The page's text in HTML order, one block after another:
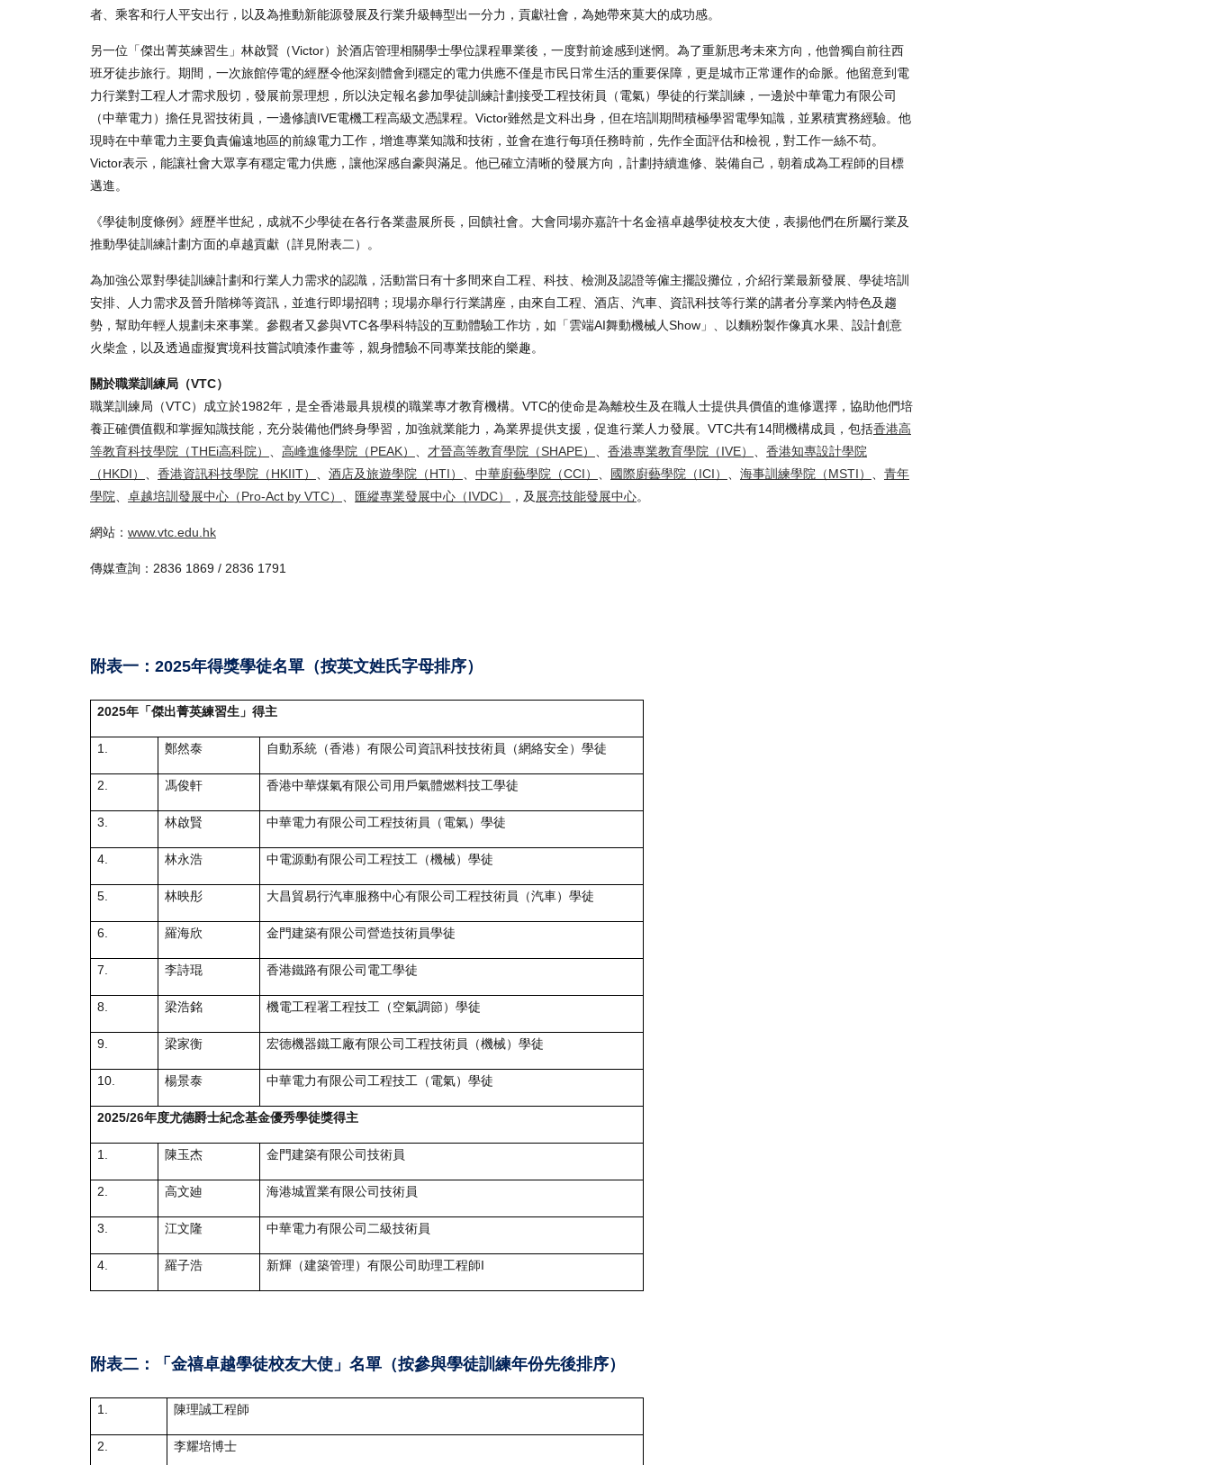
者、乘客和行人平安出行，以及為推動新能源發展及行業升級轉型出一分力，貢獻社會，為她帶來莫大的成功感。
另一位「傑出菁英練習生」林啟賢（Victor）於酒店管理相關學士學位課程畢業後，一度對前途感到迷惘。為了重新思考未來方向，他曾獨自前往西
班牙徒步旅行。期間，一次旅館停電的經歷令他深刻體會到穩定的電力供應不僅是市民日常生活的重要保障，更是城市正常運作的命脈。他留意到電
力行業對工程人才需求殷切，發展前景理想，所以決定報名參加學徒訓練計劃接受工程技術員（電氣）學徒的行業訓練，一邊於中華電力有限公司
（中華電力）擔任見習技術員，一邊修讀IVE電機工程高級文憑課程。Victor雖然是文科出身，但在培訓期間積極學習電學知識，並累積實務經驗。他
現時在中華電力主要負責偏遠地區的前線電力工作，增進專業知識和技術，並會在進行每項任務時前，先作全面評估和檢視，對工作一絲不苟。
Victor表示，能讓社會大眾享有穩定電力供應，讓他深感自豪與滿足。他已確立清晰的發展方向，計劃持續進修、裝備自己，朝着成為工程師的目標
邁進。
《學徒制度條例》經歷半世紀，成就不少學徒在各行各業盡展所長，回饋社會。大會同場亦嘉許十名金禧卓越學徒校友大使，表揚他們在所屬行業及
推動學徒訓練計劃方面的卓越貢獻（詳見附表二）。
為加強公眾對學徒訓練計劃和行業人力需求的認識，活動當日有十多間來自工程、科技、檢測及認證等僱主擺設攤位，介紹行業最新發展、學徒培訓
安排、人力需求及晉升階梯等資訊，並進行即場招聘；現場亦舉行行業講座，由來自工程、酒店、汽車、資訊科技等行業的講者分享業內特色及趨
勢，幫助年輕人規劃未來事業。參觀者又參與VTC各學科特設的互動體驗工作坊，如「雲端AI舞動機械人Show」、以麵粉製作像真水果、設計創意
火柴盒，以及透過虛擬實境科技嘗試噴漆作畫等，親身體驗不同專業技能的樂趣。
關於職業訓練局（VTC）
職業訓練局（VTC）成立於1982年，是全香港最具規模的職業專才教育機構。VTC的使命是為離校生及在職人士提供具價值的進修選擇，協助他們培
養正確價值觀和掌握知識技能，充分裝備他們終身學習，加強就業能力，為業界提供支援，促進行業人力發展。VTC共有14間機構成員，包括香港高
等教育科技學院（THEi高科院）
高峰進修學院（PEAK） 才晉高等教育學院（SHAPE） 香港專業教育學院（IVE）
香港知專設計學院
（HKDI）
香港資訊科技學院（HKIIT） 酒店及旅遊學院（HTI） 中華廚藝學院（CCI） 國際廚藝學院（ICI） 海事訓練學院（MSTI）
青年
學院
卓越培訓發展中心（Pro-Act by VTC） 匯縱專業發展中心（IVDC） ，及 展亮技能發展中心。
網站： www.vtc.edu.hk
傳媒查詢：2836 1869 / 2836 1791
附表一：2025年得獎學徒名單（按英文姓氏字母排序）
2025年「傑出菁英練習生」得主
1. 鄭然泰 自動系統（香港）有限公司資訊科技技術員（網絡安全）學徒
2. 馮俊軒 香港中華煤氣有限公司用戶氣體燃料技工學徒
3. 林啟賢 中華電力有限公司工程技術員（電氣）學徒
4. 林永浩 中電源動有限公司工程技工（機械）學徒
5. 林映彤 大昌貿易行汽車服務中心有限公司工程技術員（汽車）學徒
6. 羅海欣 金門建築有限公司營造技術員學徒
7. 李詩琨 香港鐵路有限公司電工學徒
8. 梁浩銘 機電工程署工程技工（空氣調節）學徒
9. 梁家衡 宏德機器鐵工廠有限公司工程技術員（機械）學徒
10. 楊景泰 中華電力有限公司工程技工（電氣）學徒
2025/26年度尤德爵士紀念基金優秀學徒獎得主
1. 陳玉杰 金門建築有限公司技術員
2. 高文廸 海港城置業有限公司技術員
3. 江文隆 中華電力有限公司二級技術員
4. 羅子浩 新輝（建築管理）有限公司助理工程師I
附表二：「金禧卓越學徒校友大使」名單（按參與學徒訓練年份先後排序）
1. 陳理誠工程師
2. 李耀培博士